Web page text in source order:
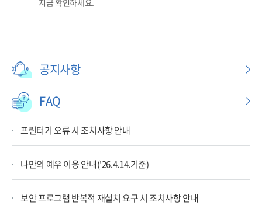
공지사항
FAQ
프린터기 오류 시 조치사항 안내
나만의 예우 이용 안내('26.4.14.기준)
보안 프로그램 반복적 재설치 요구 시 조치사항 안내